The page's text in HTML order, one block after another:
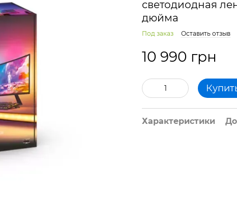
светодиодная
дюйма
Под заказ Оставить отзыв
10 990 грн
Характеристики